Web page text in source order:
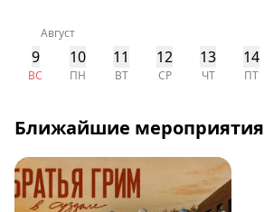
Август
9
ВС
10
ПН
11
ВТ
12
СР
13
ЧТ
14
ПТ
Ближайшие мероприятия